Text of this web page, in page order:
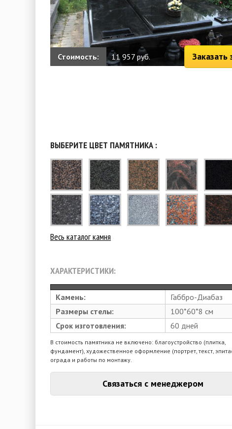
Стоимость: 11 957 руб. Заказать
ВЫБЕРИТЕ ЦВЕТ ПАМЯТНИКА :
Весь каталог камня
ХАРАКТЕРИСТИКИ:
Камень:
Габбро-Диабаз
Размеры стелы:
100*60*8 см
Срок изготовления:
60 дней
В стоимость памятника не включено: благоустройство (плитка,
фундамент), художественное оформление (портрет, текст,
ограда и работы по монтажу.
Связаться с менеджером